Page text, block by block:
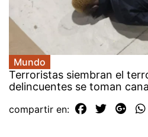
Mundo
Terroristas siembran el
delincuentes se toman
compartir en: